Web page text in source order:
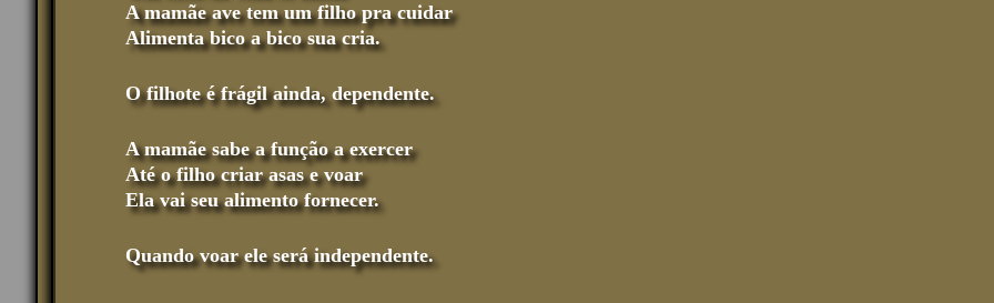
A mamãe ave tem um filho pra cuidar
Alimenta bico a bico sua cria.
O filhote é frágil ainda, dependente.
A mamãe sabe a função a exercer
Até o filho criar asas e voar
Ela vai seu alimento fornecer.
Quando voar ele será independente.